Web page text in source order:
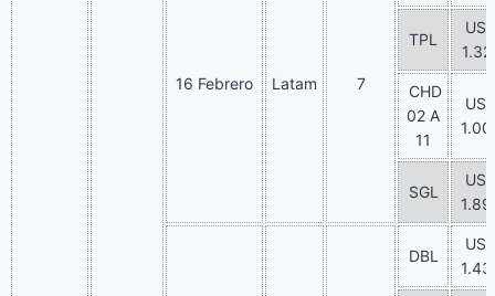
16 Febrero Latam 7
TPL
CHD
02 A
11
SGL
DBL